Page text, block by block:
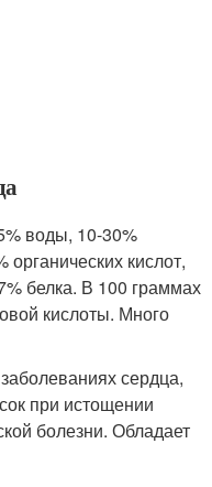
воды, 10-30%
кислот,
белка. В 100 граммах
кислоты. Много
сердца,
при истощении
болезни. Обладает